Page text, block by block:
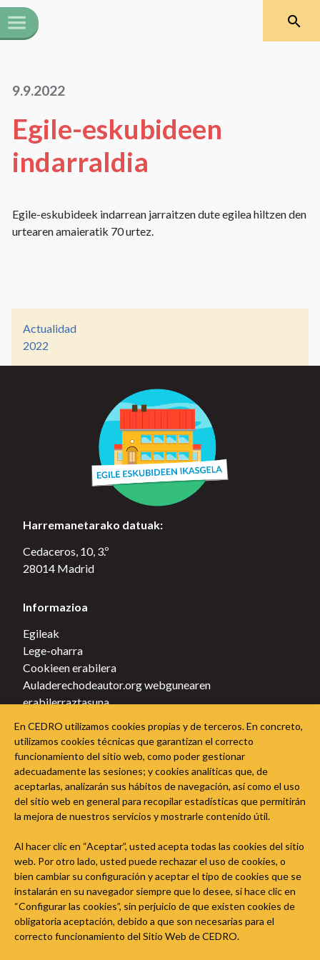
Actualidad
2022
9.9.2022
Egile-eskubideen
indarraldia
Egile-eskubideek indarrean jarraitzen dute egilea hiltzen den
urtearen amaieratik 70 urtez.
Harremanetarako datuak:
Cedaceros, 10, 3.º
28014 Madrid
Informazioa
Egileak
Lege-oharra
Cookieen erabilera
Auladerechodeautor.org webgunearen
erabilerraztasuna
Política de cookies
Jarraitu Egile Eskubideen Ikasgelari sare sozialetan
En CEDRO utilizamos cookies propias y de terceros. En concreto,
utilizamos cookies técnicas que garantizan el correcto
funcionamiento del sitio web, como poder gestionar
adecuadamente las sesiones; y cookies analíticas que, de
aceptarlas, analizarán sus hábitos de navegación, así como el uso
del sitio web en general para recopilar estadísticas que permitirán
la mejora de nuestros servicios y mostrarle contenido útil.
Al hacer clic en “Aceptar”, usted acepta todas las cookies del sitio
web. Por otro lado, usted puede rechazar el uso de cookies, o
bien cambiar su configuración y aceptar el tipo de cookies que se
instalarán en su navegador siempre que lo desee, si hace clic en
“Configurar las cookies”, sin perjuicio de que existen cookies de
obligatoria aceptación, debido a que son necesarias para el
correcto funcionamiento del Sitio Web de CEDRO.